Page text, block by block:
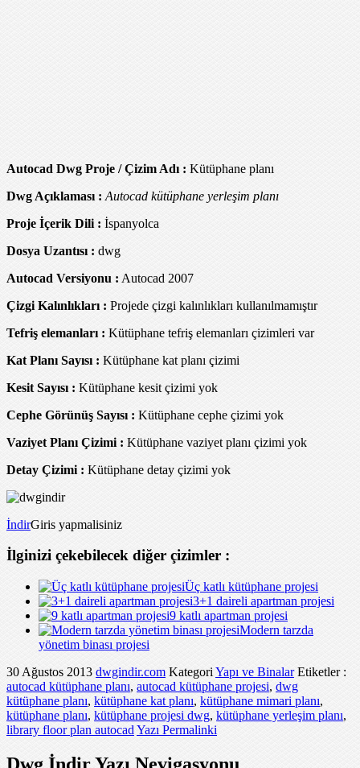
Autocad Dwg Proje / Çizim Adı : Kütüphane planı
Dwg Açıklaması : Autocad kütüphane yerleşim planı
Proje İçerik Dili : İspanyolca
Dosya Uzantısı : dwg
Autocad Versiyonu : Autocad 2007
Çizgi Kalınlıkları : Projede çizgi kalınlıkları kullanılmamıştır
Tefriş elemanları : Kütüphane tefriş elemanları çizimleri var
Kat Planı Sayısı : Kütüphane kat planı çizimi
Kesit Sayısı : Kütüphane kesit çizimi yok
Cephe Görünüş Sayısı : Kütüphane cephe çizimi yok
Vaziyet Planı Çizimi : Kütüphane vaziyet planı çizimi yok
Detay Çizimi : Kütüphane detay çizimi yok
İndirGiris yapmalisiniz
İlginizi çekebilecek diğer çizimler :
Üç katlı kütüphane projesi
3+1 daireli apartman projesi
9 katlı apartman projesi
Modern tarzda
yönetim binası projesi
30 Ağustos 2013 dwgindir.com Kategori Yapı ve Binalar Etiketler :
autocad kütüphane planı, autocad kütüphane projesi, dwg
kütüphane planı, kütüphane kat planı, kütüphane mimari planı,
kütüphane planı, kütüphane projesi dwg, kütüphane yerleşim planı,
library floor plan autocad Yazı Permalinki